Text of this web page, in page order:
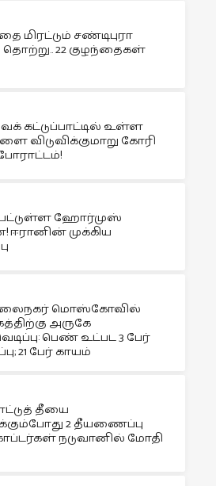
மிரட்டும் சண்டிபுரா
22 குழந்தைகள்
கட்டுப்பாட்டில் உள்ள
விடுவிக்குமாறு கோரி
ஹோர்முஸ்
முக்கிய
மொஸ்கோவில்
அருகே
பெண் உட்பட 3 பேர்
21 பேர் காயம்
தீயை
2 தீயணைப்பு
நடுவானில் மோதி